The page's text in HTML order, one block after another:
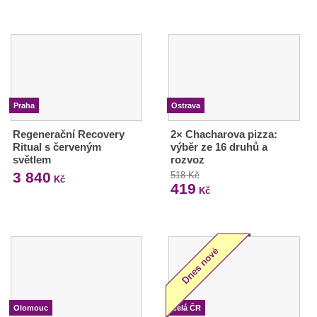
Praha
Regenerační Recovery
Ritual s červeným
světlem
3 840 Kč
Ostrava
2× Chacharova pizza:
výběr ze 16 druhů a
rozvoz
518 Kč
419 Kč
Olomouc Celá ČR